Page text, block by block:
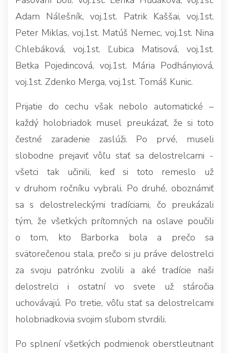
Adam Nálešník, voj.1st. Patrik Kaššai, voj.1st.
Peter Miklas, voj.1st. Matúš Nemec, voj.1st. Nina
Chlebáková, voj.1st. Ľubica Matisová, voj.1st.
Betka Pojedincová, voj.1st. Mária Podhányiová,
voj.1st. Zdenko Merga, voj.1st. Tomáš Kunic.
Prijatie do cechu však nebolo automatické –
každý holobriadok musel preukázať, že si toto
čestné zaradenie zaslúži. Po prvé, museli
slobodne prejaviť vôľu stať sa delostrelcami -
všetci tak učinili, keď si toto remeslo už
v druhom ročníku vybrali. Po druhé, oboznámiť
sa s delostreleckými tradíciami, čo preukázali
tým, že všetkých prítomných na oslave poučili
o tom, kto Barborka bola a prečo sa
svätorečenou stala, prečo si ju práve delostrelci
za svoju patrónku zvolili a aké tradície naši
delostrelci i ostatní vo svete už stáročia
uchovávajú. Po tretie, vôľu stať sa delostrelcami
holobriadkovia svojim sľubom stvrdili.
Po splnení všetkých podmienok oberstleutnant